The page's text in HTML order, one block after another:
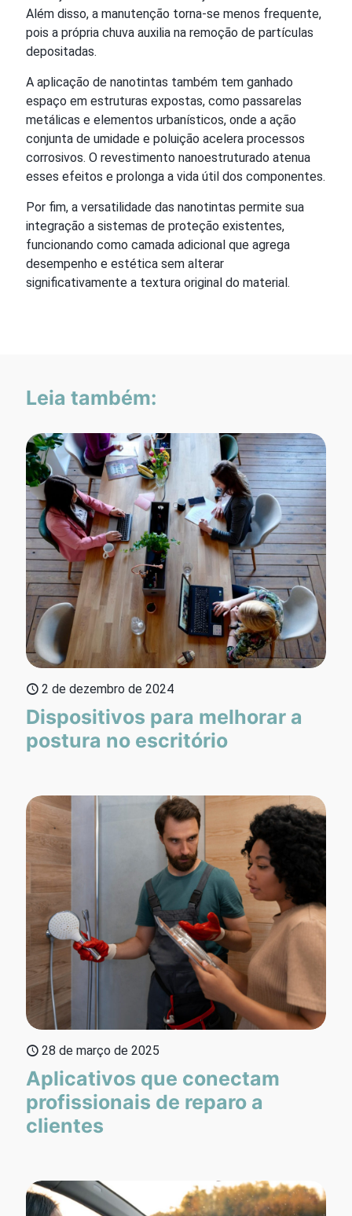
Além disso, a manutenção torna-se menos frequente,
pois a própria chuva auxilia na remoção de partículas
depositadas.
A aplicação de nanotintas também tem ganhado
espaço em estruturas expostas, como passarelas
metálicas e elementos urbanísticos, onde a ação
conjunta de umidade e poluição acelera processos
corrosivos. O revestimento nanoestruturado atenua
esses efeitos e prolonga a vida útil dos componentes.
Por fim, a versatilidade das nanotintas permite sua
integração a sistemas de proteção existentes,
funcionando como camada adicional que agrega
desempenho e estética sem alterar
significativamente a textura original do material.
Leia também:
2 de dezembro de 2024
Dispositivos para melhorar a
postura no escritório
28 de março de 2025
Aplicativos que conectam
profissionais de reparo a
clientes